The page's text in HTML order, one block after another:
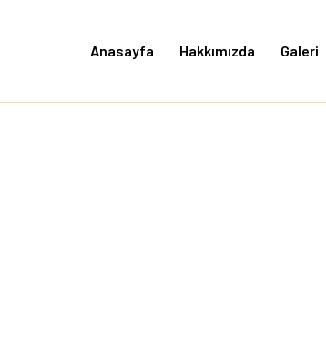
Anasayfa Hakkımızda Galeri